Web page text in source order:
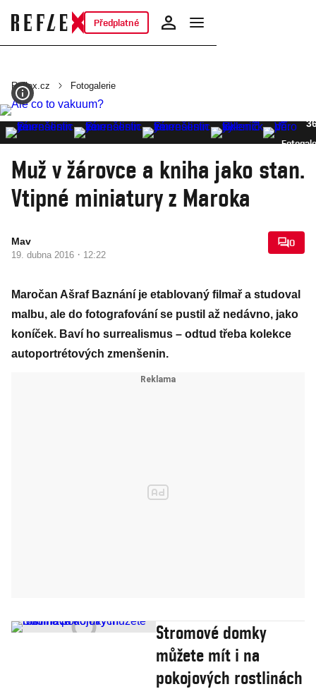
Předplatné
Reflex.cz Fotogalerie
Muž v žárovce a kniha jako stan.
Vtipné miniatury z Maroka
Mav
19. dubna 2016 · 12:22
0
Maročan Ašraf Baznání je etablovaný filmař a studoval
malbu, ale do fotografování se pustil až nedávno, jako
koníček. Baví ho surrealismus – odtud třeba kolekce
autoportrétových zmenšenin.
Stromové domky
můžete mít i na
pokojových rostlinách